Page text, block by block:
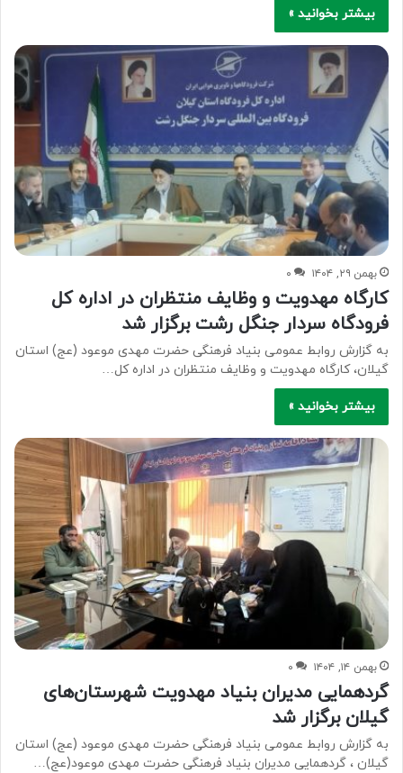
بیشتر بخوانید »
بهمن ۲۹, ۱۴۰۴ ۰
کارگاه مهدویت و وظایف منتظران در اداره کل
فرودگاه سردار جنگل رشت برگزار شد
به گزارش روابط عمومی بنیاد فرهنگی حضرت مهدی موعود (عج) استان
گیلان، کارگاه مهدویت و وظایف منتظران در اداره کل…
بیشتر بخوانید »
بهمن ۱۴, ۱۴۰۴ ۰
گردهمایی مدیران بنیاد مهدویت شهرستان‌های
گیلان برگزار شد
به گزارش روابط عمومی بنیاد فرهنگی حضرت مهدی موعود (عج) استان
گیلان ، گردهمایی مدیران بنیاد فرهنگی حضرت مهدی موعود(عج)…